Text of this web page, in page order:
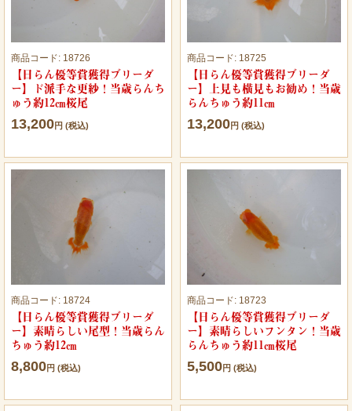
商品コード: 18726
【日らん優等賞獲得ブリーダ
ー】ド派手な更紗！当歳らんち
ゅう約12㎝桜尾
13,200円 (税込)
商品コード: 18725
【日らん優等賞獲得ブリーダ
ー】上見も横見もお勧め！当歳
らんちゅう約11㎝
13,200円 (税込)
商品コード: 18724
【日らん優等賞獲得ブリーダ
ー】素晴らしい尾型！当歳らん
ちゅう約12㎝
8,800円 (税込)
商品コード: 18723
【日らん優等賞獲得ブリーダ
ー】素晴らしいフンタン！当歳
らんちゅう約11㎝桜尾
5,500円 (税込)